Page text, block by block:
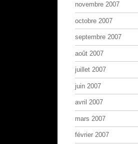
novembre 2007
octobre 2007
septembre 2007
août 2007
juillet 2007
juin 2007
avril 2007
mars 2007
février 2007